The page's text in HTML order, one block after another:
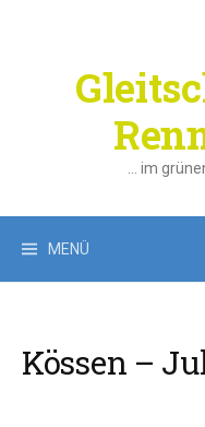
… im
MENÜ
Kössen –